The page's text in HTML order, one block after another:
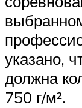
указано,
должна
750 г/м².